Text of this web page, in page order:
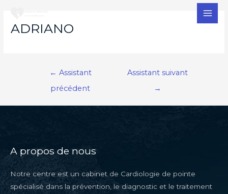
ADRIANO
Navigation
← Assistant
précédent
Assistant suivant
→
A propos de nous
Notre centre est un cabinet de Cardiologie de pointe
spécialisé dans la prévention, le diagnostic et le traitement